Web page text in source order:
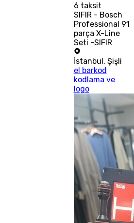
6 taksit
SIFIR - Bosch
Professional 91
parça X-Line
Seti -SIFIR
İstanbul, Şişli
el barkod
kodlama ve
logo